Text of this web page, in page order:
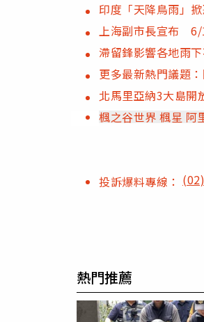
印度「天降鳥雨」
上海副市長宣布 6/
滯留鋒影響各地雨
更多最新熱門議題
北馬里亞納3大島
楓之谷世界 楓星 阿
投訴爆料專線：
熱門推薦